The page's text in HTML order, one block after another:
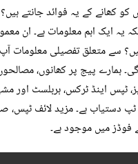
کھانے کے یہ فوائد جانتے
یہ ایک اہم معلومات ہے۔ ان
سے متعلق تفصیلی معلومات
ہمارے پیج پر کھانوں،
ٹپس اینڈ ٹرکس، ہربلسٹ اور
دستیاب ہے۔ مزید لائف ٹپس،
فوڈز میں موجود ہے۔